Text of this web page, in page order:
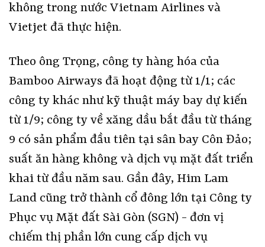
không trong nước Vietnam Airlines và
Vietjet đã thực hiện.
Theo ông Trọng, công ty hàng hóa của
Bamboo Airways đã hoạt động từ 1/1; các
công ty khác như kỹ thuật máy bay dự kiến
từ 1/9; công ty về xăng dầu bắt đầu từ tháng
9 có sản phẩm đầu tiên tại sân bay Côn Đảo;
suất ăn hàng không và dịch vụ mặt đất triển
khai từ đầu năm sau. Gần đây, Him Lam
Land cũng trở thành cổ đông lớn tại Công ty
Phục vụ Mặt đất Sài Gòn (SGN) - đơn vị
chiếm thị phần lớn cung cấp dịch vụ